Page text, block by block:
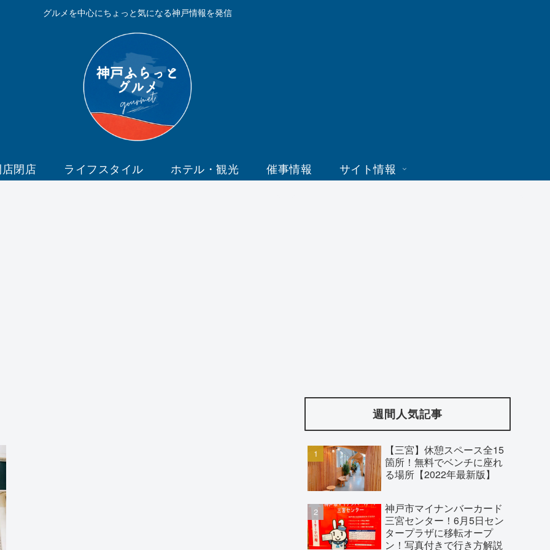
グルメを中心にちょっと気になる神戸情報を発信
閉店 ライフスタイル ホテル・観光 催事情報 サイト情報
週間人気記事
【三宮】休憩スペース全15
箇所！無料でベンチに座れ
る場所【2022年最新版】
神戸市マイナンバーカード
三宮センター！6月5日セン
タープラザに移転オープ
ン！写真付きで行き方解説